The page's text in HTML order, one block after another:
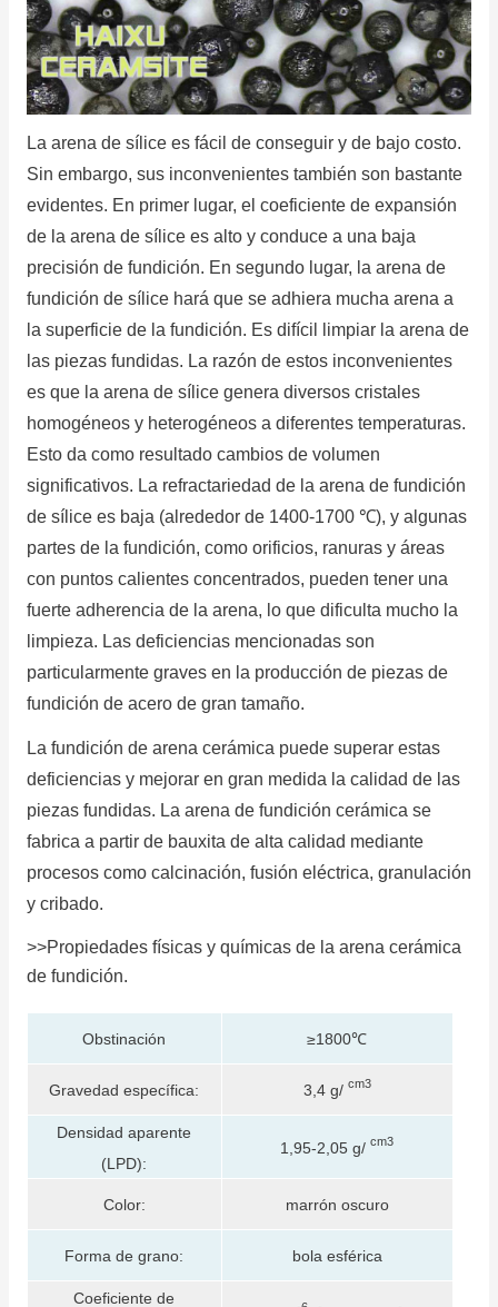
La arena de sílice es fácil de conseguir y de bajo costo.
Sin embargo, sus inconvenientes también son bastante
evidentes. En primer lugar, el coeficiente de expansión
de la arena de sílice es alto y conduce a una baja
precisión de fundición. En segundo lugar, la arena de
fundición de sílice hará que se adhiera mucha arena a
la superficie de la fundición. Es difícil limpiar la arena de
las piezas fundidas. La razón de estos inconvenientes
es que la arena de sílice genera diversos cristales
homogéneos y heterogéneos a diferentes temperaturas.
Esto da como resultado cambios de volumen
significativos. La refractariedad de la arena de fundición
de sílice es baja (alrededor de 1400-1700 ℃), y algunas
partes de la fundición, como orificios, ranuras y áreas
con puntos calientes concentrados, pueden tener una
fuerte adherencia de la arena, lo que dificulta mucho la
limpieza. Las deficiencias mencionadas son
particularmente graves en la producción de piezas de
fundición de acero de gran tamaño.
La fundición de arena cerámica puede superar estas
deficiencias y mejorar en gran medida la calidad de las
piezas fundidas. La arena de fundición cerámica se
fabrica a partir de bauxita de alta calidad mediante
procesos como calcinación, fusión eléctrica, granulación
y cribado.
>>Propiedades físicas y químicas de la arena cerámica
de fundición.
Obstinación ≥1800℃
Gravedad específica: 3,4 g/ cm3
Densidad aparente
(LPD):
1,95-2,05 g/cm3
Color: marrón oscuro
Forma de grano: bola esférica
Coeficiente de